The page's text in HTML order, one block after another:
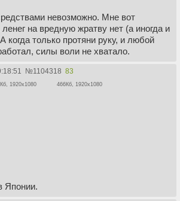
невозможно. Мне вот
ленег на вредную жратву нет (а иногда и
когда только протяни руку, и любой
силы воли не хватало.
№1104318 83
1920x1080 466Кб, 1920x1080
Японии.